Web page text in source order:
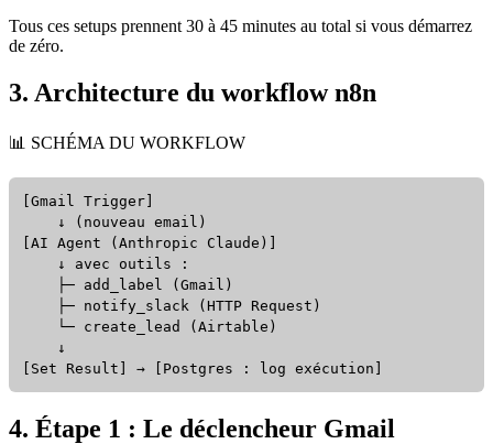
Tous ces setups prennent 30 à 45 minutes au total si vous démarrez
de zéro.
3. Architecture du workflown8n
📊 SCHÉMA DU WORKFLOW
[Gmail Trigger]
    ↓ (nouveau email)
[AI Agent (Anthropic Claude)]
    ↓ avec outils :
    ├─ add_label (Gmail)
    ├─ notify_slack (HTTP Request)
    └─ create_lead (Airtable)
    ↓
[Set Result] → [Postgres : log exécution]
4. Étape 1 : Le déclencheur Gmail